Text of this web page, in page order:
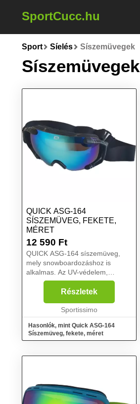
SportCucc.hu
Sport Síelés Síszemüvegek
Síszemüvegek
QUICK ASG-164
SÍSZEMÜVEG, FEKETE,
MÉRET
12 590 Ft
QUICK ASG-164 síszemüveg,
mely snowboardozáshoz is
alkalmas. Az UV-védelem,
megvédi a szemet. Rossz
időjárásban is remek kilátás....
Részletek
Sportissimo
Hasonlók, mint Quick ASG-164
Síszemüveg, fekete, méret